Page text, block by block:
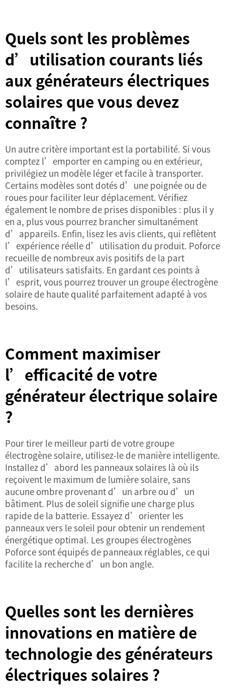
Quels sont les problèmes
d’utilisation courants liés
aux générateurs électriques
solaires que vous devez
connaître ?
Un autre critère important est la portabilité. Si vous
comptez l’emporter en camping ou en extérieur,
privilégiez un modèle léger et facile à transporter.
Certains modèles sont dotés d’une poignée ou de
roues pour faciliter leur déplacement. Vérifiez
également le nombre de prises disponibles : plus il y
en a, plus vous pourrez brancher simultanément
d’appareils. Enfin, lisez les avis clients, qui reflètent
l’expérience réelle d’utilisation du produit. Poforce
recueille de nombreux avis positifs de la part
d’utilisateurs satisfaits. En gardant ces points à
l’esprit, vous pourrez trouver un groupe électrogène
solaire de haute qualité parfaitement adapté à vos
besoins.
Comment maximiser
l’efficacité de votre
générateur électrique solaire
?
Pour tirer le meilleur parti de votre groupe
électrogène solaire, utilisez-le de manière intelligente.
Installez d’abord les panneaux solaires là où ils
reçoivent le maximum de lumière solaire, sans
aucune ombre provenant d’un arbre ou d’un
bâtiment. Plus de soleil signifie une charge plus
rapide de la batterie. Essayez d’orienter les
panneaux vers le soleil pour obtenir un rendement
énergétique optimal. Les groupes électrogènes
Poforce sont équipés de panneaux réglables, ce qui
facilite la recherche d’un bon angle.
Quelles sont les dernières
innovations en matière de
technologie des générateurs
électriques solaires ?